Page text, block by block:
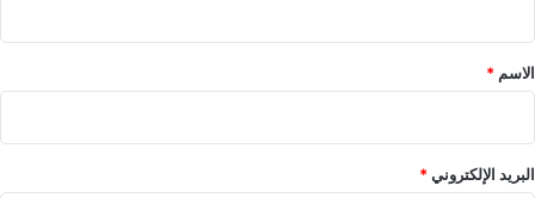
*
الاسم *
البريد الإلكتروني*